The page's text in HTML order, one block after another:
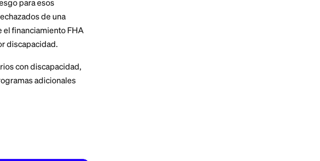
directamente. Asegura los
reduce el riesgo para esos
que hace que el financiamiento FHA
ingreso fijo por discapacidad.
y los programas adicionales